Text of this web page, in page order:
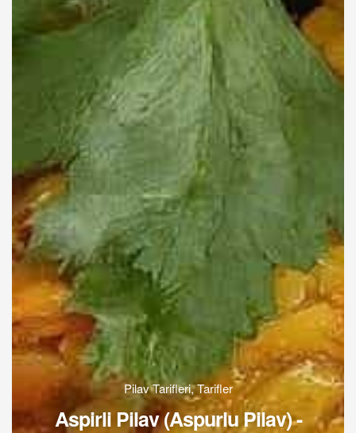
Pilav Tarifleri,Tarifler
Aspirli Pilav (Aspurlu Pilav) -